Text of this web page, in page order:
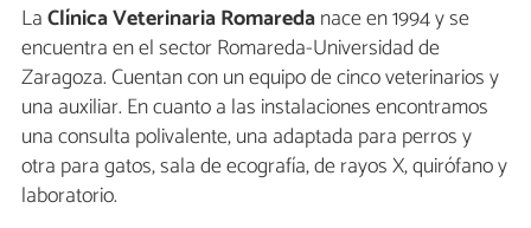
LaClínica Veterinaria Romaredanace en 1994 y se
encuentra en el sector Romareda-Universidad de
Zaragoza. Cuentan con un equipo de cinco veterinarios y
una auxiliar. En cuanto a las instalaciones encontramos
una consulta polivalente, una adaptada para perros y
otra para gatos, sala de ecografía, de rayos X, quirófano y
laboratorio.